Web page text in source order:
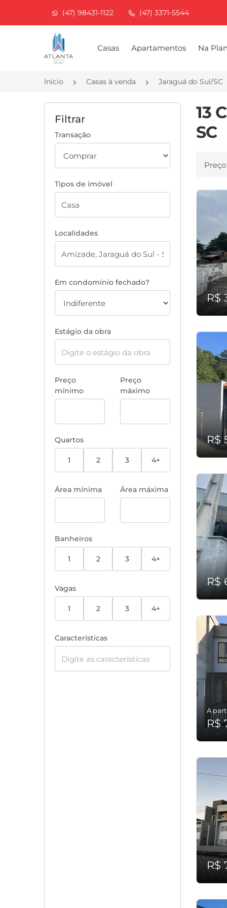
(47) 98431-1122 (47) 3371-5544
Página inicial
Casas Apartamentos Na
Início Casas à venda Jaraguá do Sul/SC
Filtrar
Transação
Tipos de imóvel
Localidades
Em condomínio fechado?
Estágio da obra
Preço
mínimo
Preço
máximo
Quartos
1 2 3 4+
Área mínima Área máxima
Banheiros
1 2 3 4+
Vagas
1 2 3 4+
Características
13
SC
R$
R$
R$
A
R$
R$